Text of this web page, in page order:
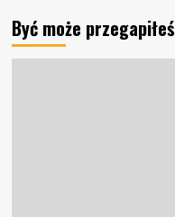
Być może przegapiłeś